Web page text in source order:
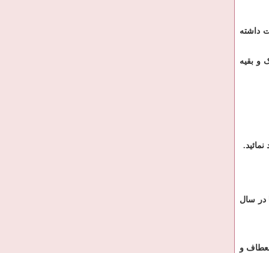
داشته
و بقیه
.
در سال
و